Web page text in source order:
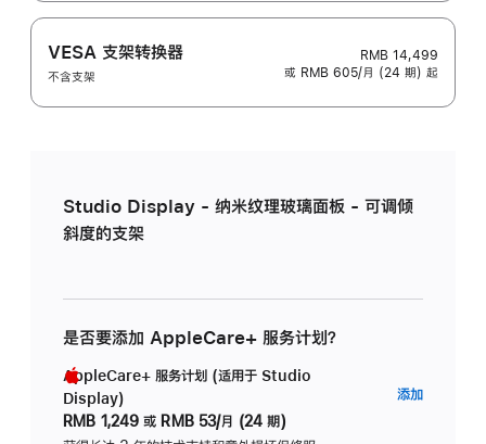
VESA 支架转换器
不含支架
RMB 14,499
或 RMB 605/月 (24 期) 起
Studio Display - 纳米纹理玻璃面板 - 可调倾
斜度的支架
是否要添加 AppleCare+ 服务计划？
AppleCare+ 服务计划 (适用于 Studio
Display)
RMB 1,249 或 RMB 53/月 (24 期)
添加